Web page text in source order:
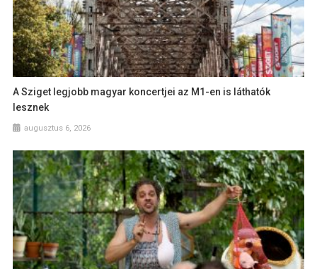
A Sziget legjobb magyar koncertjei az M1-en is láthatók
lesznek
augusztus 6, 2026